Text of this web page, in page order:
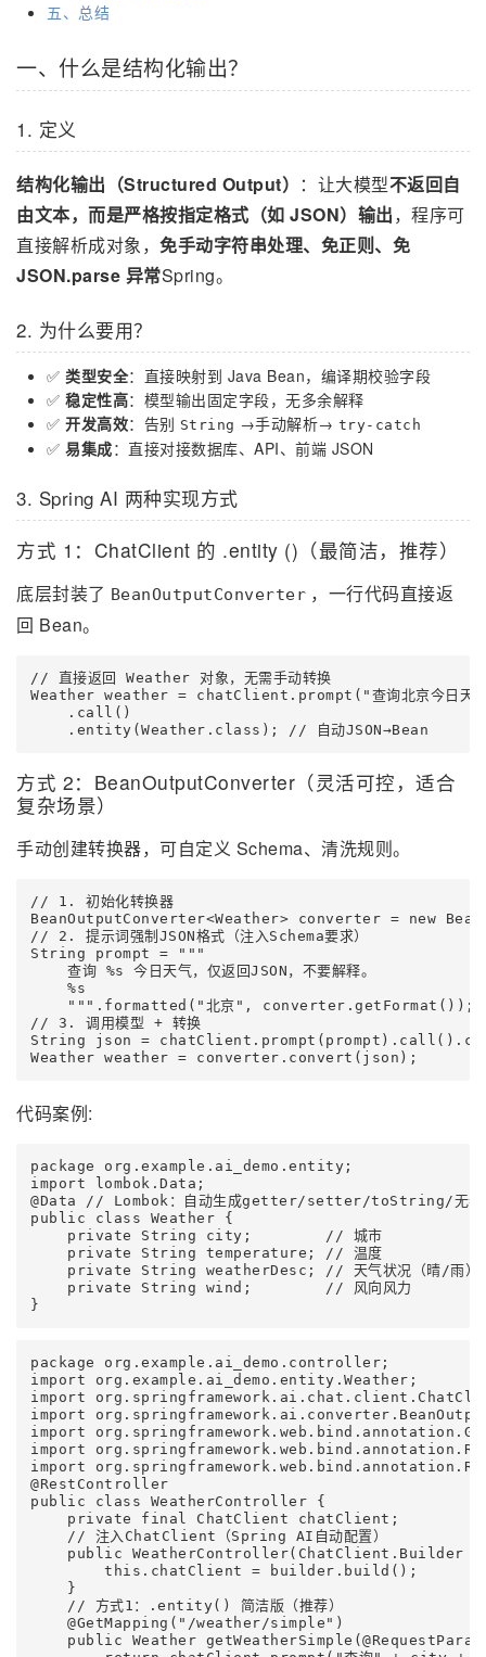
五、总结
一、什么是结构化输出？
1. 定义
结构化输出（Structured Output） ：让大模型不返回自
由文本，而是严格按指定格式（如 JSON）输出，程序可
直接解析成对象， 免手动字符串处理、免正则、免
JSON.parse 异常Spring。
2. 为什么要用？
✅ 类型安全：直接映射到 Java Bean，编译期校验字段
✅ 稳定性高：模型输出固定字段，无多余解释
✅ 开发高效：告别 String →手动解析→ try-catch
✅ 易集成：直接对接数据库、API、前端 JSON
3. Spring AI 两种实现方式
方式 1：ChatClient 的 .entity ()（最简洁，推荐）
底层封装了 BeanOutputConverter ，一行代码直接返
回 Bean。
// 直接返回 Weather 对象，无需手动转换
Weather weather = chatClient.prompt("查询北京今日天
    .call()
    .entity(Weather.class); // 自动JSON→Bean
方式 2：BeanOutputConverter（灵活可控，适合
复杂场景）
手动创建转换器，可自定义 Schema、清洗规则。
// 1. 初始化转换器
BeanOutputConverter<Weather> converter = new
// 2. 提示词强制JSON格式（注入Schema要求）
String prompt = """
    查询 %s 今日天气，仅返回JSON，不要解释。
    %s
    """.formatted("北京", converter.getFormat());
// 3. 调用模型 + 转换
String json =
Weather weather = converter.convert(json);
代码案例:
package org.example.ai_demo.entity;
import lombok.Data;
@Data // Lombok：自动生成getter/setter/toString/无参
public class Weather {
    private String city;        // 城市
    private String temperature; // 温度
    private String weatherDesc; // 天气状况（晴/雨）
    private String wind;        // 风向风力
}
package org.example.ai_demo.controller;
import org.example.ai_demo.entity.Weather;
import
import
import
import
import
@RestController
public class WeatherController {
    private final ChatClient chatClient;
    // 注入ChatClient（Spring AI自动配置）
public WeatherController(ChatClient.Builder
        this.chatClient = builder.build();
    }
    // 方式1：.entity() 简洁版（推荐）
    @GetMapping("/weather/simple")
public Weather